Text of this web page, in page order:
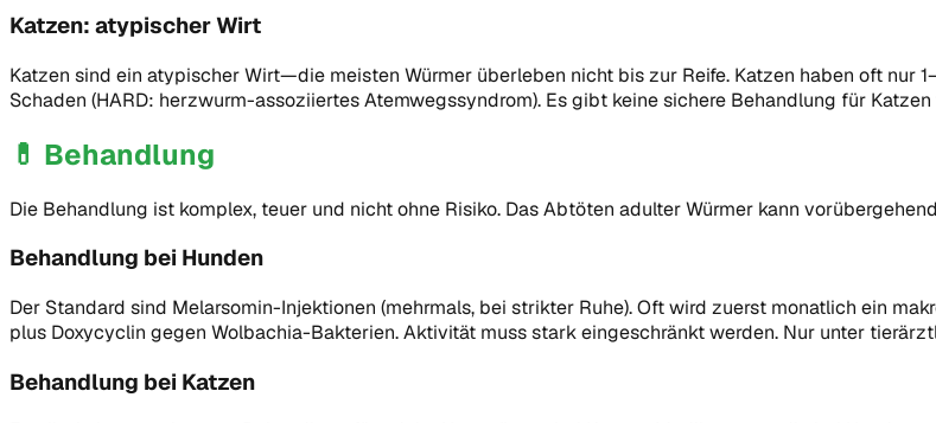
Katzen: atypischer Wirt
Katzen sind ein atypischer Wirt—die meisten Würmer überleben nicht bis zur Reife. Katzen haben oft nur
Schaden (HARD: herzwurm-assoziiertes Atemwegssyndrom). Es gibt keine sichere Behandlung für
💊 Behandlung
Die Behandlung ist komplex, teuer und nicht ohne Risiko. Das Abtöten adulter Würmer kann
Behandlung bei Hunden
Der Standard sind Melarsomin-Injektionen (mehrmals, bei strikter Ruhe). Oft wird zuerst monatlich ein
plus Doxycyclin gegen Wolbachia-Bakterien. Aktivität muss stark eingeschränkt werden. Nur unter
Behandlung bei Katzen